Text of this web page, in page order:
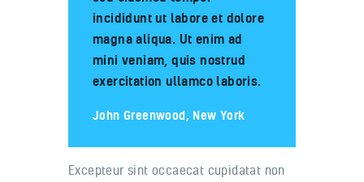
incididunt ut labore et dolore
magna aliqua. Ut enim ad
mini veniam, quis nostrud
exercitation ullamco laboris.
John Greenwood, New York
Excepteur sint occaecat cupidatat non